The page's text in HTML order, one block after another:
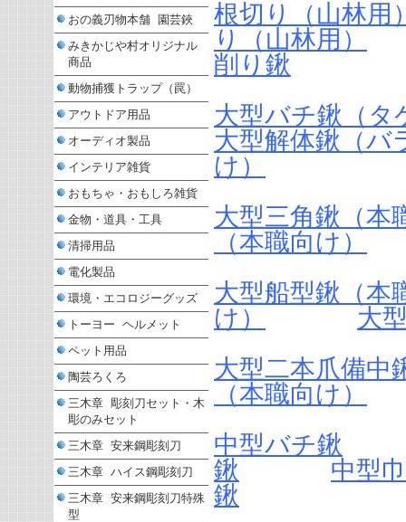
おの義刃物本舗 園芸鋏
みきかじや村オリジナル
商品
動物捕獲トラップ（罠）
アウトドア用品
オーディオ製品
インテリア雑貨
おもちゃ・おもしろ雑貨
金物・道具・工具
清掃用品
電化製品
環境・エコロジーグッズ
トーヨー ヘルメット
ペット用品
陶芸ろくろ
三木章 彫刻刀セット・木
彫のみセット
三木章 安来鋼彫刻刀
三木章 ハイス鋼彫刻刀
三木章 安来鋼彫刻刀特殊
型
根切り（山林用
り（山林用）
削り鍬
大型バチ鍬（タ
大型解体鍬（バ
け）
大型三角鍬（本
（本職向け）
大型船型鍬（本
け）
大
大型二本爪備中
（本職向け）
中型バチ鍬
鍬
中型
鍬